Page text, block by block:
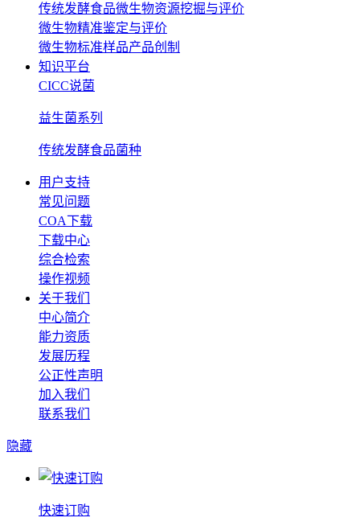
传统发酵食品微生物资源挖掘与评价
微生物精准鉴定与评价
微生物标准样品产品创制
知识平台
CICC说菌
益生菌系列
传统发酵食品菌种
用户支持
常见问题
COA下载
下载中心
综合检索
操作视频
关于我们
中心简介
能力资质
发展历程
公正性声明
加入我们
联系我们
隐藏
快速订购